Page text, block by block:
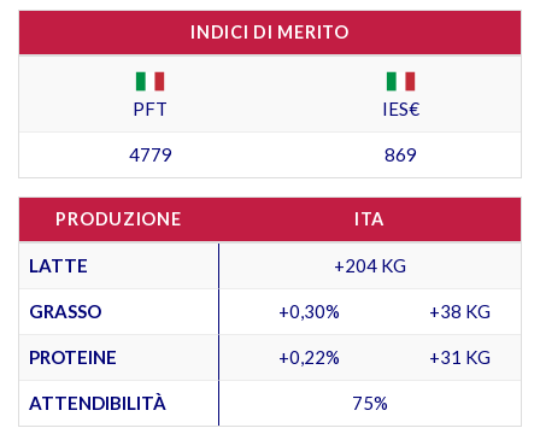
INDICI DI MERITO
PFT IES€
4779 869
PRODUZIONE ITA
LATTE +204 KG
GRASSO +0,30% +38 KG
PROTEINE +0,22% +31 KG
ATTENDIBILITÀ 75%